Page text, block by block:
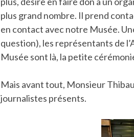
plus grand nombre. Il prend
en contact avec notre Musée.
question), les représentants de
Musée sont là, la petite
Mais avant tout, Monsieur
journalistes présents.